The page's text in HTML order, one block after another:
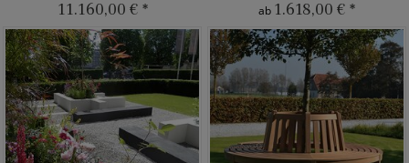
11.160,00 € * ab 1.618,00 € *